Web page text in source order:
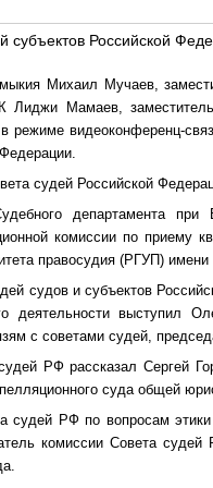
субъектов Российской
Михаил Мучаев,
Мамаев,
режиме видеоконференц-
судей Российской
департамента
комиссии по приему
правосудия (РГУП)
судов и субъектов
деятельности выступил
с советами судей,
РФ рассказал Сергей
суда общей
судей РФ по вопросам
комиссии Совета